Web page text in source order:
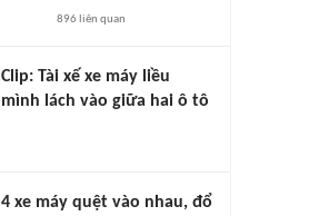
896 liên quan
Clip: Tài xế xe máy liều
mình lách vào giữa hai ô tô
4 xe máy quệt vào nhau, đổ